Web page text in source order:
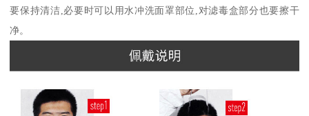
要保持清洁,必要时可以用水冲洗面罩部位,对滤毒盒部分也要擦干
净。